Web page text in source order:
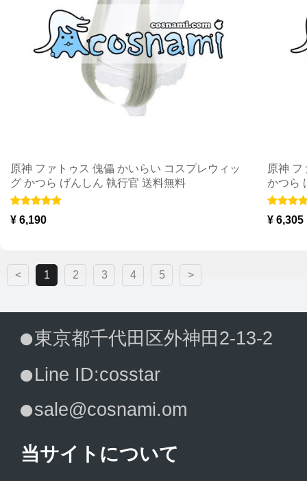
原神 ファトゥス 傀儡 かいらい コスプレウィッ
グ かつら げんしん 執行官 送料無料
¥ 6,190
原神 フ
かつら
¥ 6,305
< 1 2 3 4 5 >
東京都千代田区外神田2-13-2
Line ID:cosstar
sale@cosnami.om
当サイトについて